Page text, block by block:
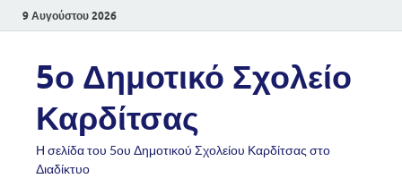
9 Αυγούστου 2026
5ο Δημοτικό Σχολείο
Καρδίτσας
Η σελίδα του 5ου Δημοτικού Σχολείου Καρδίτσας στο
Διαδίκτυο